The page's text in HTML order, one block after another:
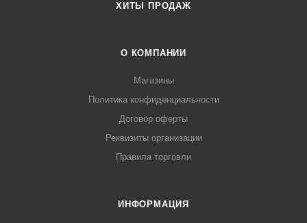
ХИТЫ ПРОДАЖ
О КОМПАНИИ
Магазины
Политика конфиденциальности
Договор оферты
Реквизиты организации
Правила торговли
ИНФОРМАЦИЯ